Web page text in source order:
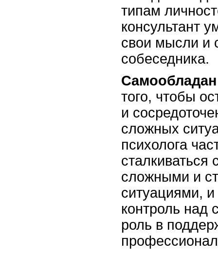
типам
консультант
свои мысли и
собеседника.
того, чтобы
и
сложных
психолога
сталкиваться
сложными и
ситуациями,
контроль над
роль в